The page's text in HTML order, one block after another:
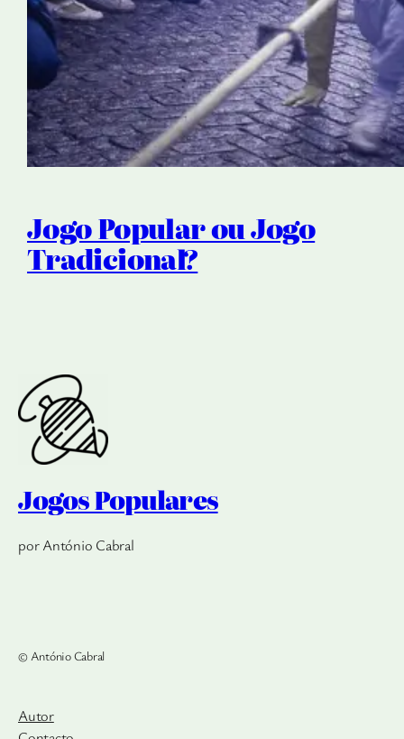
Jogo Popular ou Jogo
Tradicional?
Jogos Populares
por António Cabral
© António Cabral
Autor